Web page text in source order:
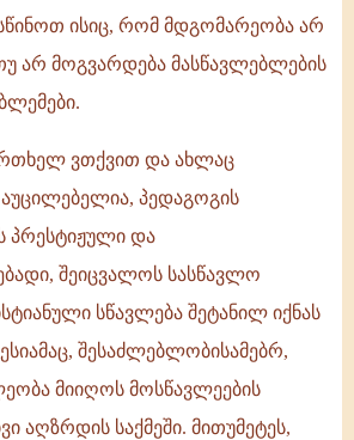
ისიც, რომ მდგომარეობა არ
არ მოგვარდება მასწავლებლების
ვთქვით და ახლაც
პედაგოგის
პრესტიჟული და
შეიცვალოს სასწავლო
სწავლება შეტანილ იქნას
შესაძლებლობისამებრ,
მიიღოს მოსწავლეების
აღზრდის საქმეში. მითუმეტეს,